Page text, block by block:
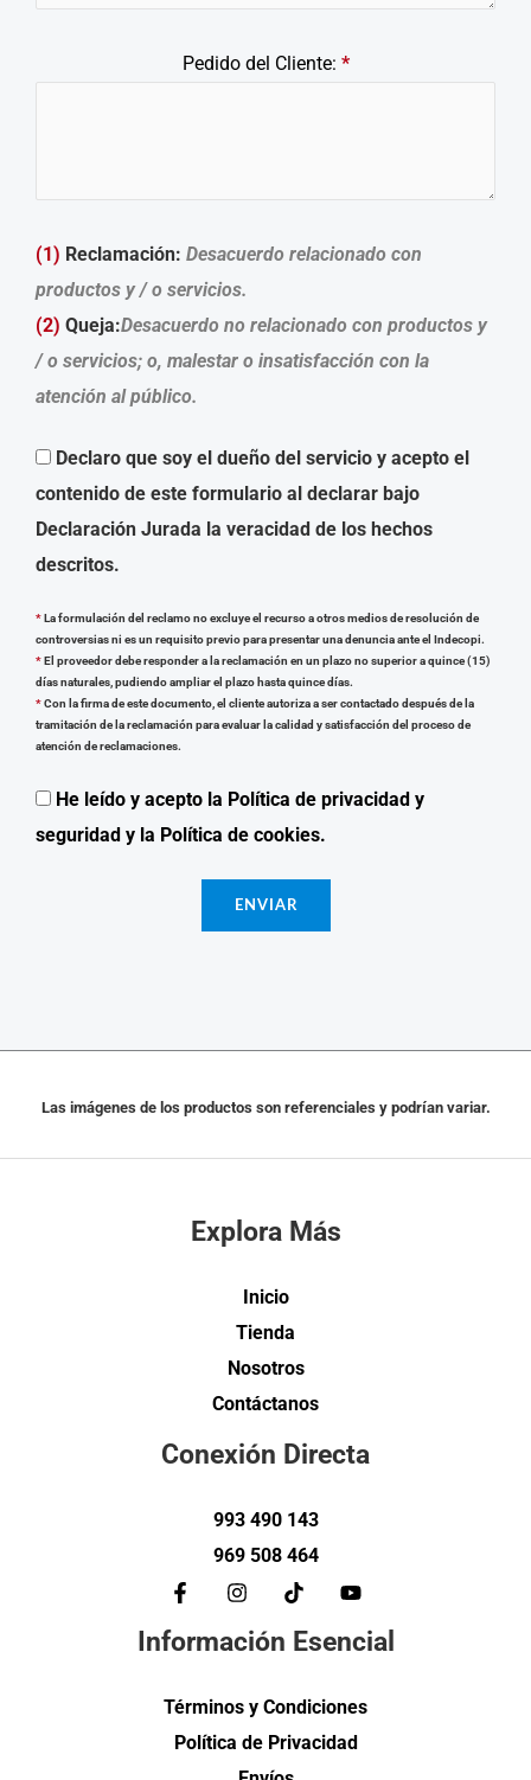
Pedido del Cliente: *
(1) Reclamación: Desacuerdo relacionado con
productos y / o servicios.
(2) Queja:Desacuerdo no relacionado con productos y
/ o servicios; o, malestar o insatisfacción con la
atención al público.
Declaro que soy el dueño del servicio y acepto el
contenido de este formulario al declarar bajo
Declaración Jurada la veracidad de los hechos
descritos.
*La formulación del reclamo no excluye el recurso a otros medios de resolución de
controversias ni es un requisito previo para presentar una denuncia ante el Indecopi.
*El proveedor debe responder a la reclamación en un plazo no superior a quince (15)
días naturales, pudiendo ampliar el plazo hasta quince días.
*Con la firma de este documento, el cliente autoriza a ser contactado después de la
tramitación de la reclamación para evaluar la calidad y satisfacción del proceso de
atención de reclamaciones.
He leído y acepto la Política de privacidad y
seguridad y la Política de cookies.
Las imágenes de los productos son referenciales y podrían variar.
Explora Más
Inicio
Tienda
Nosotros
Contáctanos
Conexión Directa
993 490 143
969 508 464
Información Esencial
Términos y Condiciones
Política de Privacidad